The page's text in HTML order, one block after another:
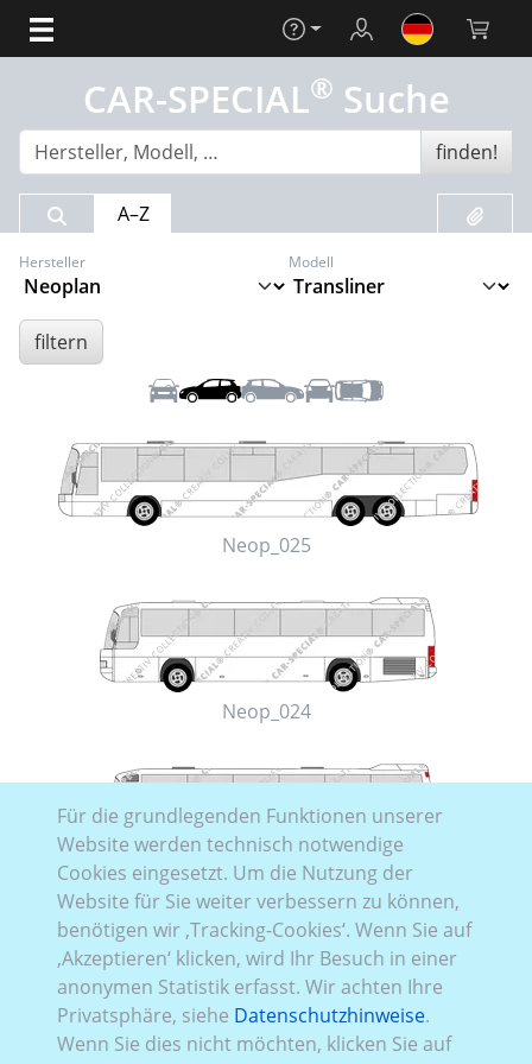
Hilfe Login
CAR-SPECIAL® Suche
finden!
Suchergebnis
A–Z
Hersteller Modell
filtern
FrontLinks RechtsHeckDach
Neop_025
Neop_024
Neop_023
Neop_022
Für die grundlegenden Funktionen unserer
Website werden technisch notwendige
Cookies eingesetzt. Um die Nutzung der
Website für Sie weiter verbessern zu können,
benötigen wir ‚Tracking-Cookies‘. Wenn Sie auf
‚Akzeptieren‘ klicken, wird Ihr Besuch in einer
anonymen Statistik erfasst. Wir achten Ihre
Privatsphäre, siehe Datenschutzhinweise.
Wenn Sie dies nicht möchten, klicken Sie auf